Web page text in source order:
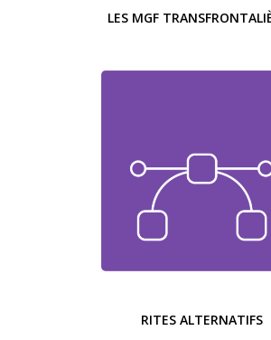
LES MGF
RITES ALTERNATIFS